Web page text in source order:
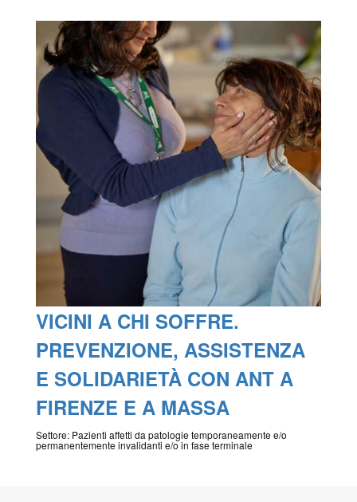
VICINI A CHI SOFFRE.
PREVENZIONE, ASSISTENZA
E SOLIDARIETÀ CON ANT A
FIRENZE E A MASSA
Settore: Pazienti affetti da patologie temporaneamente e/o
permanentemente invalidanti e/o in fase terminale